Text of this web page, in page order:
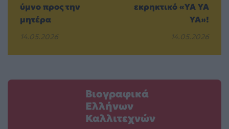
ύμνο προς την
μητέρα
14.05.2026
εκρηκτικό «YA YA
YA»!
14.05.2026
Βιογραφικά
Ελλήνων
Καλλιτεχνών